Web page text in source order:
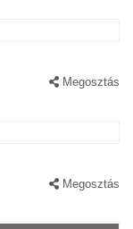
Megosztás
Megosztás